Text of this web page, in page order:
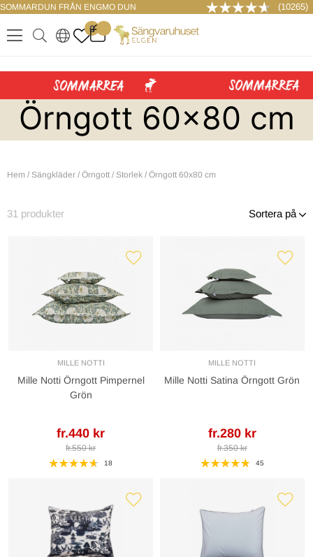
SOMMARDUN FRÅN ENGMO DUN (10265)
.
0
. ..
LOGGA IN
Örngott 60x80 cm
Hem / Sängkläder / Örngott / Storlek / Örngott 60x80 cm
31 produkter Sortera på
MILLE NOTTI
Mille Notti Örngott Pimpernel
Grön
fr.440 kr
fr.550 kr
18
MILLE NOTTI
Mille Notti Satina Örngott Grön
fr.280 kr
fr.350 kr
45